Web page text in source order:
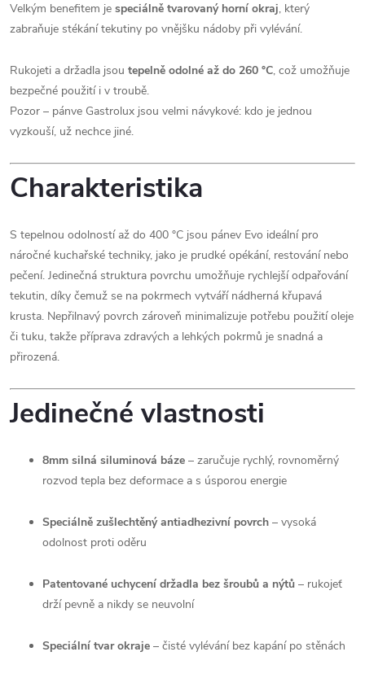
Velkým benefitem je speciálně tvarovaný horní okraj, který
zabraňuje stékání tekutiny po vnějšku nádoby při vylévání.
Rukojeti a držadla jsou tepelně odolné až do 260 °C, což umožňuje
bezpečné použití i v troubě.
Pozor – pánve Gastrolux jsou velmi návykové: kdo je jednou
vyzkouší, už nechce jiné.
Charakteristika
S tepelnou odolností až do 400 °C jsou pánev Evo ideální pro
náročné kuchařské techniky, jako je prudké opékání, restování nebo
pečení. Jedinečná struktura povrchu umožňuje rychlejší odpařování
tekutin, díky čemuž se na pokrmech vytváří nádherná křupavá
krusta. Nepřilnavý povrch zároveň minimalizuje potřebu použití oleje
či tuku, takže příprava zdravých a lehkých pokrmů je snadná a
přirozená.
Jedinečné vlastnosti
8mm silná siluminová báze – zaručuje rychlý, rovnoměrný
rozvod tepla bez deformace a s úsporou energie
Speciálně zušlechtěný antiadhezivní povrch – vysoká
odolnost proti oděru
Patentované uchycení držadla bez šroubů a nýtů – rukojeť
drží pevně a nikdy se neuvolní
Speciální tvar okraje – čisté vylévání bez kapání po stěnách